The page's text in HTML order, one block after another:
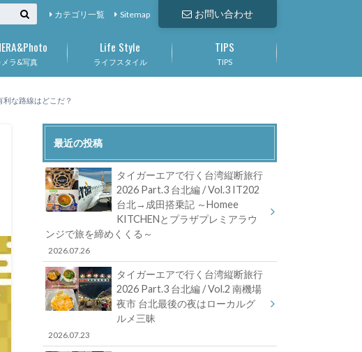
お問い合わせ
カテゴリ一覧 Sitemap
メラ&写真 ライフスタイル
Life Style
TIPS
TIPS
な路線はどこだ？
最近の投稿
タイガーエアで行く台湾縦断旅行
2026 Part.3 台北編 / Vol.3 IT202
台北→成田搭乗記 ～Homee
KITCHENとプラザプレミアラウ
ンジで旅を締めくくる～
2026.07.26
タイガーエアで行く台湾縦断旅行
2026 Part.3 台北編 / Vol.2 南機場
夜市 台北最後の夜はローカルグ
ルメ三昧
2026.07.23